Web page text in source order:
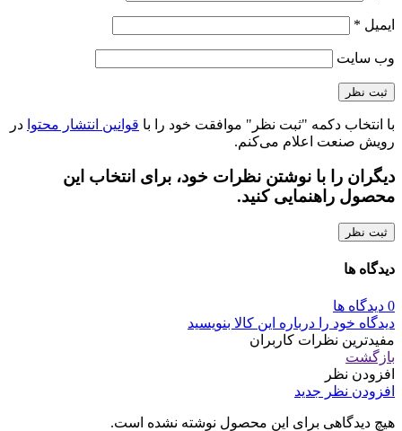
ایمیل *
وب‌ سایت
با انتخاب دکمه "ثبت نظر" موافقت خود را با قوانین انتشار محتوا در
رویش صنعت اعلام می‌کنم.
دیگران را با نوشتن نظرات خود، برای انتخاب این
محصول راهنمایی کنید.
ثبت نظر
دیدگاه ها
0 دیدگاه ها
دیدگاه خود را درباره این کالا بنویسید
مفیدترین نظرات کاربران
بازگشت
افزودن نظر
افزودن نظر جدید
هیچ دیدگاهی برای این محصول نوشته نشده است.